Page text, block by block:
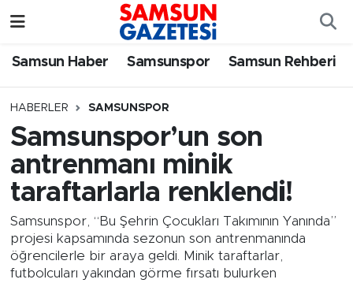
Samsun Haber Samsunspor Samsun Rehberi
HABERLER SAMSUNSPOR
Samsunspor’un son
antrenmanı minik
taraftarlarla renklendi!
Samsunspor, “Bu Şehrin Çocukları Takımının Yanında”
projesi kapsamında sezonun son antrenmanında
öğrencilerle bir araya geldi. Minik taraftarlar,
futbolcuları yakından görme fırsatı bulurken
Samsun Haber
Samsun Rehberi
Resmi İlanlar
Samsun Nöbetçi Eczaneler
SAMSUN Namaz Vakitleri
Samsun Trafik Yoğunluk Haritası
Süper Lig Puan Durumu ve Fikstür
Tüm Manşetler